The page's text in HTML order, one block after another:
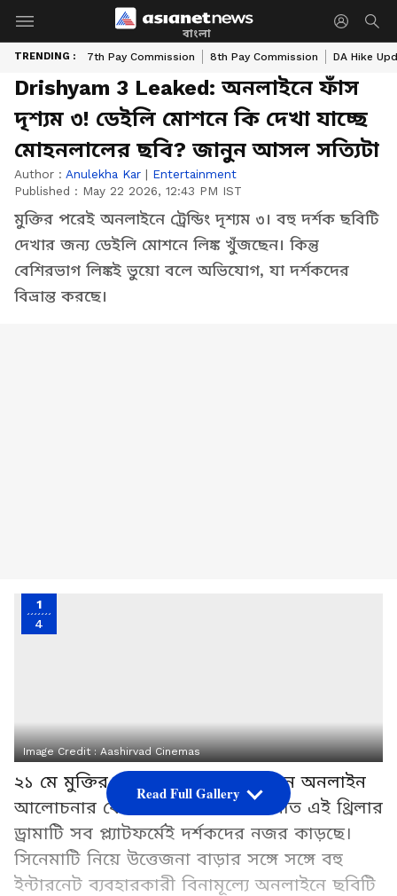
বাংলা
TRENDING : 7th Pay Commission 8th Pay Commission DA Hike
Drishyam 3 Leaked: অনলাইনে ফাঁস
দৃশ্যম ৩! ডেইলি মোশনে কি দেখা যাচ্ছে
মোহনলালের ছবি? জানুন আসল সত্যিটা
Author : Anulekha Kar | Entertainment
Published : May 22 2026, 12:43 PM IST
মুক্তির পরেই অনলাইনে ট্রেন্ডিং দৃশ্যম ৩। বহু দর্শক ছবিটি
দেখার জন্য ডেইলি মোশনে লিঙ্ক খুঁজছেন। কিন্তু
বেশিরভাগ লিঙ্কই ভুয়ো বলে অভিযোগ, যা দর্শকদের
বিভ্রান্ত করছে।
1
4
Image Credit :Aashirvad Cinemas
২১ মে মুক্তির পর থেকেই দৃশ্যম ৩ এখন অনলাইন
আলোচনার কেন্দ্রে। মোহনলাল অভিনীত এই থ্রিলার
ড্রামাটি সব প্ল্যাটফর্মেই দর্শকদের নজর কাড়ছে।
সিনেমাটি নিয়ে উত্তেজনা বাড়ার সঙ্গে সঙ্গে বহু
ইন্টারনেট ব্যবহারকারী বিনামূল্যে অনলাইনে ছবিটি
Read Full Gallery